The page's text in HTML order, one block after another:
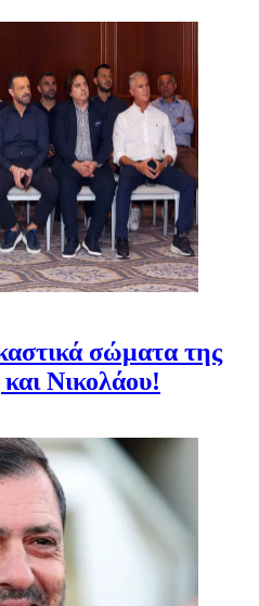
σώματα της
Νικολάου!